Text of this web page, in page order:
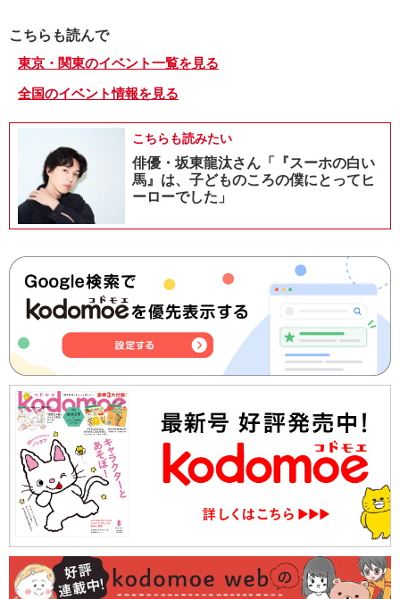
こちらも読んで
東京・関東のイベント一覧を見る
全国のイベント情報を見る
こちらも読みたい
俳優・坂東龍汰さん「『スーホの白い
馬』は、子どものころの僕にとってヒ
ーローでした」